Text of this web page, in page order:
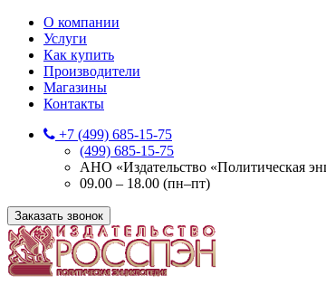
О компании
Услуги
Как купить
Производители
Магазины
Контакты
+7 (499) 685-15-75
(499) 685-15-75
АНО «Издательство «Политическая
09.00 – 18.00 (пн–пт)
Заказать звонок